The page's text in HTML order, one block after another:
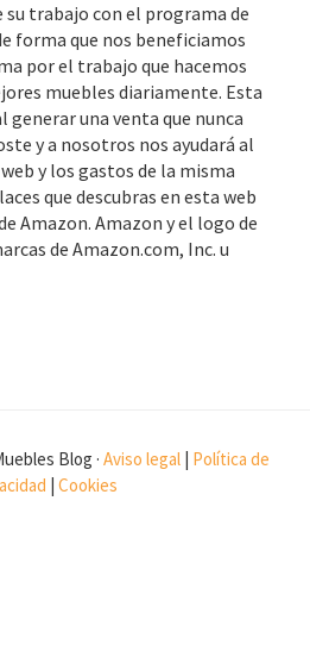
su trabajo con el programa de
forma que nos beneficiamos
por el trabajo que hacemos
muebles diariamente. Esta
una venta que nunca
y a nosotros nos ayudará al
y los gastos de la misma
que descubras en esta web
Amazon. Amazon y el logo de
de Amazon.com, Inc. u
Blog · Aviso legal | Política de
| Cookies